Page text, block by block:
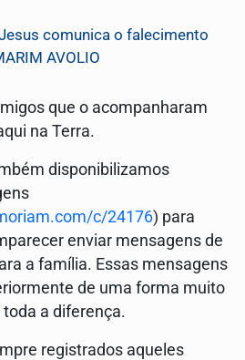
comunica o falecimento
AVOLIO
que o acompanharam
na Terra.
disponibilizamos
c/24176) para
enviar mensagens de
a família. Essas mensagens
de uma forma muito
a diferença.
registrados aqueles